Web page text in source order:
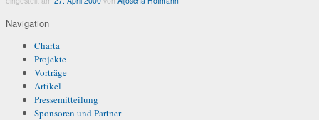
Navigation
Charta
Projekte
Vorträge
Artikel
Pressemitteilung
Sponsoren und Partner